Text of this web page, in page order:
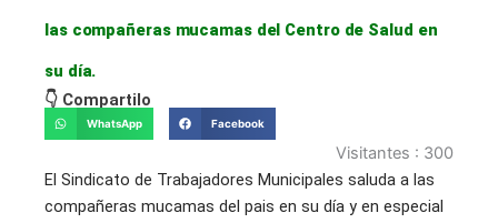
las compañeras mucamas del Centro de Salud en
su día.
👇 Compartilo
WhatsApp Facebook
Visitantes : 300
El Sindicato de Trabajadores Municipales saluda a las
compañeras mucamas del pais en su día y en especial